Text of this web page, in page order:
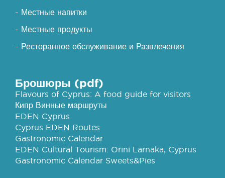
- Местные напитки
- Местные продукты
- Ресторанное обслуживание и Развлечения
Брошюры (pdf)
Flavours of Cyprus: A food guide for visitors
Кипр Винные маршруты
EDEN Cyprus
Cyprus EDEN Routes
Gastronomic Calendar
EDEN Cultural Tourism: Orini Larnaka, Cyprus
Gastronomic Calendar Sweets&Pies